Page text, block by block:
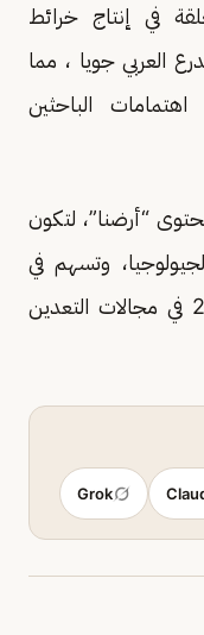
في إنتاج خرائط
العربي جويا ، مما
الباحثين
“أرضنا”، لتكون
وتسهم في
دعم مستهدفات رؤية المملكة 2030 في مجالات التعدين
Grok